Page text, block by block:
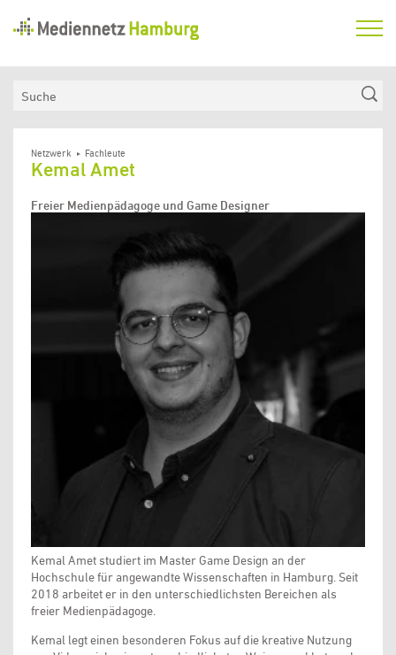
Hamburg
Aktuelles
Medienkompetenzfonds
Verein
Netzwerk Fachleute
Kemal Amet
Freier Medienpädagoge und Game Designer
Kemal Amet studiert im Master Game Design an der
Hochschule für angewandte Wissenschaften in Hamburg. Seit
2018 arbeitet er in den unterschiedlichsten Bereichen als
freier Medienpädagoge.
Kemal legt einen besonderen Fokus auf die kreative Nutzung